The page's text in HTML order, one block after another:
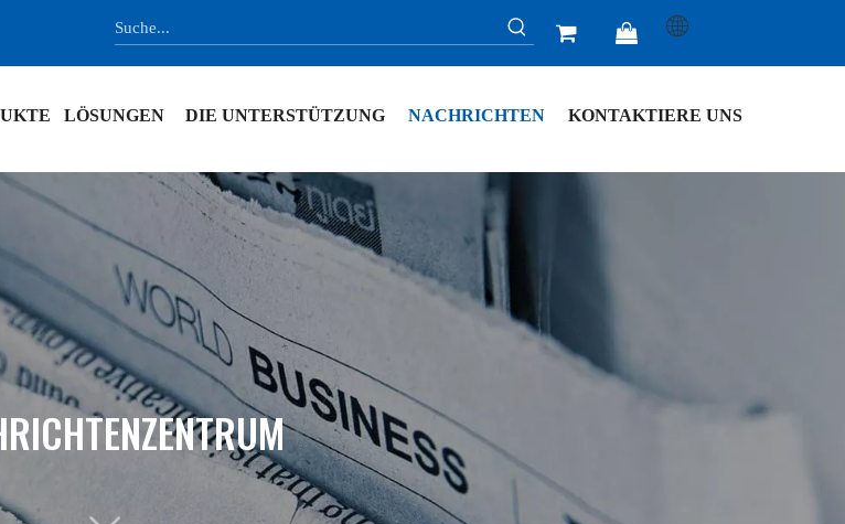
 
LÖSUNGEN DIE UNTERSTÜTZUNG NACHRICHTEN KONTAKTIERE UNS